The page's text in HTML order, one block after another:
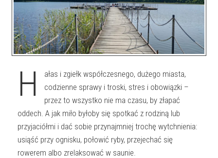
H
ałas i zgiełk współczesnego, dużego miasta,
codzienne sprawy i troski, stres i obowiązki –
przez to wszystko nie ma czasu, by złapać
oddech. A jak miło byłoby się spotkać z rodziną lub
przyjaciółmi i dać sobie przynajmniej trochę wytchnienia:
usiąść przy ognisku, połowić ryby, przejechać się
rowerem albo zrelaksować w saunie.